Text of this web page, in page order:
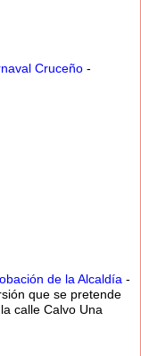
Cruceño -
de la Alcaldía -
que se pretende
calle Calvo Una